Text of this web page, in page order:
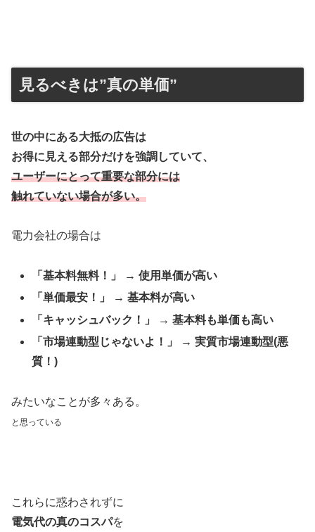
見るべきは”真の単価”
世の中にある大抵の広告は
お得に見える部分だけを強調していて、
ユーザーにとって重要な部分には
触れていない場合が多い。
電力会社の場合は
「基本料無料！」 → 使用単価が高い
「単価最安！」 → 基本料が高い
「キャッシュバック！」 → 基本料も単価も高い
「市場連動型じゃないよ！」 → 実質市場連動型(悪
質！)
みたいなことが多々ある。
と思っている
これらに惑わされずに
電気代の真のコスパを